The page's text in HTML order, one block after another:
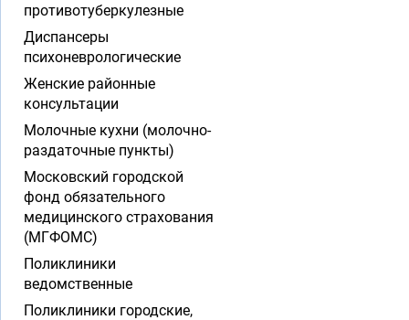
противотуберкулезные
Диспансеры
психоневрологические
Женские районные
консультации
Молочные кухни (молочно-
раздаточные пункты)
Московский городской
фонд обязательного
медицинского страхования
(МГФОМС)
Поликлиники
ведомственные
Поликлиники городские,